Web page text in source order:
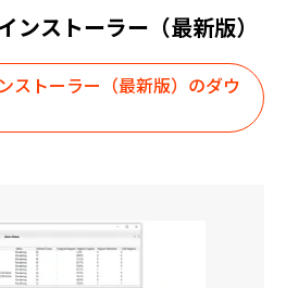
ストーラー（最新版）
ストーラー（最新版）のダウ